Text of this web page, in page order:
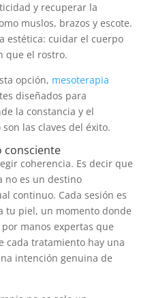
y recuperar la
muslos, brazos y escote.
estética: cuidar el cuerpo
que el rostro.
opción, mesoterapia
diseñados para
la constancia y el
las claves del éxito.
consciente
coherencia. Es decir que
no es un destino
continuo. Cada sesión es
tu piel, un momento donde
manos expertas que
cada tratamiento hay una
intención genuina de